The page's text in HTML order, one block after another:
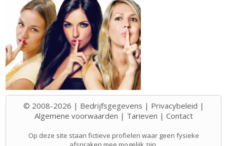
© 2008-2026 | Bedrijfsgegevens | Privacybeleid |
Algemene voorwaarden | Tarieven | Contact
Op deze site staan fictieve profielen waar geen fysieke